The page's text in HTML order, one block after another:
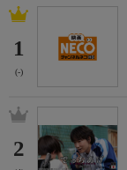
1
(-)
2